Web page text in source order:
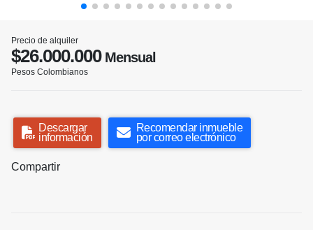
Precio de alquiler
$26.000.000Mensual
Pesos Colombianos
Descargar
información
Recomendar inmueble
por correo electrónico
Compartir